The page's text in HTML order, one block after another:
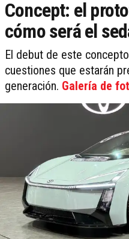
Concept: el
cómo será el
El debut de este
cuestiones que estarán
generación. Galería de